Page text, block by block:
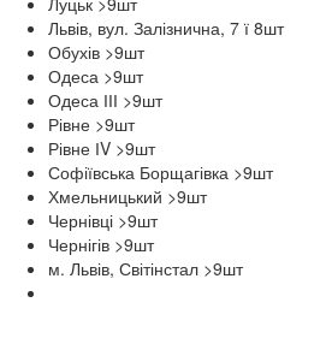
Львів, вул. Залізнична, 7 ї 8шт
Обухів >9шт
Одеса >9шт
Одеса ІІІ >9шт
Рівне >9шт
Рівне ІV >9шт
Софіївська Борщагівка >9шт
Хмельницький >9шт
Чернівці >9шт
Чернігів >9шт
м. Львів, Світінстал >9шт